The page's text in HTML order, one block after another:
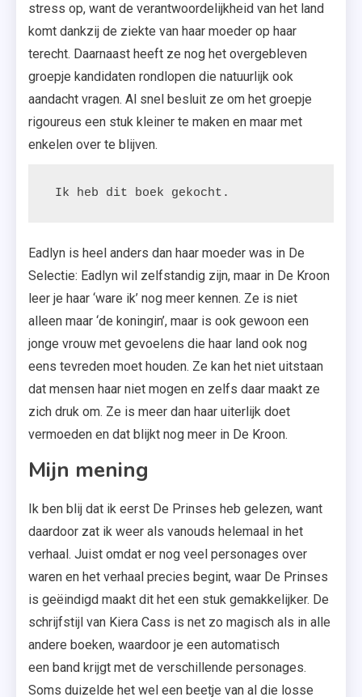
stress op, want de verantwoordelijkheid van het land
komt dankzij de ziekte van haar moeder op haar
terecht. Daarnaast heeft ze nog het overgebleven
groepje kandidaten rondlopen die natuurlijk ook
aandacht vragen. Al snel besluit ze om het groepje
rigoureus een stuk kleiner te maken en maar met
enkelen over te blijven.
Ik heb dit boek gekocht.
Eadlyn is heel anders dan haar moeder was in De
Selectie: Eadlyn wil zelfstandig zijn, maar in De Kroon
leer je haar ‘ware ik’ nog meer kennen. Ze is niet
alleen maar ‘de koningin’, maar is ook gewoon een
jonge vrouw met gevoelens die haar land ook nog
eens tevreden moet houden. Ze kan het niet uitstaan
dat mensen haar niet mogen en zelfs daar maakt ze
zich druk om. Ze is meer dan haar uiterlijk doet
vermoeden en dat blijkt nog meer in De Kroon.
Mijn mening
Ik ben blij dat ik eerst De Prinses heb gelezen, want
daardoor zat ik weer als vanouds helemaal in het
verhaal. Juist omdat er nog veel personages over
waren en het verhaal precies begint, waar De Prinses
is geëindigd maakt dit het een stuk gemakkelijker. De
schrijfstijl van Kiera Cass is net zo magisch als in alle
andere boeken, waardoor je een automatisch
een band krijgt met de verschillende personages.
Soms duizelde het wel een beetje van al die losse